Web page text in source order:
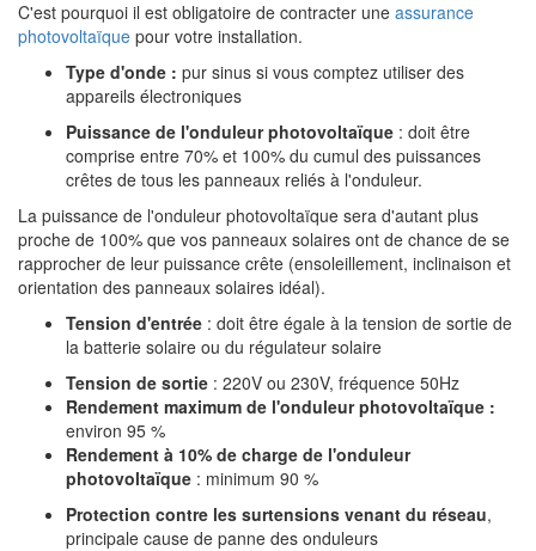
C'est pourquoi il est obligatoire de contracter une assurance
photovoltaïque pour votre installation.
Type d'onde : pur sinus si vous comptez utiliser des
appareils électroniques
Puissance de l'onduleur photovoltaïque : doit être
comprise entre 70% et 100% du cumul des puissances
crêtes de tous les panneaux reliés à l'onduleur.
La puissance de l'onduleur photovoltaïque sera d'autant plus
proche de 100% que vos panneaux solaires ont de chance de se
rapprocher de leur puissance crête (ensoleillement, inclinaison et
orientation des panneaux solaires idéal).
Tension d'entrée : doit être égale à la tension de sortie de
la batterie solaire ou du régulateur solaire
Tension de sortie : 220V ou 230V, fréquence 50Hz
Rendement maximum de l'onduleur photovoltaïque :
environ 95 %
Rendement à 10% de charge de l'onduleur
photovoltaïque : minimum 90 %
Protection contre les surtensions venant du réseau,
principale cause de panne des onduleurs